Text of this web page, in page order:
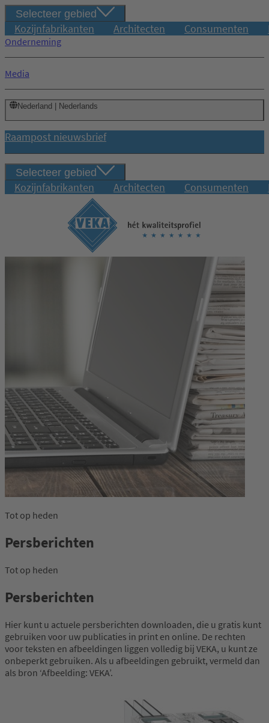
Selecteer gebied
Kozijnfabrikanten Architecten Consumenten
Onderneming
Media
Nederland | Nederlands
Raampost nieuwsbrief
Selecteer gebied
Kozijnfabrikanten Architecten Consumenten
Tot op heden
Persberichten
Tot op heden
Persberichten
Hier kunt u actuele persberichten downloaden, die u gratis kunt
gebruiken voor uw publicaties in print en online. De rechten
voor teksten en afbeeldingen liggen volledig bij VEKA, u kunt ze
onbeperkt gebruiken. Als u afbeeldingen gebruikt, vermeld dan
als bron ‘Afbeelding: VEKA’.